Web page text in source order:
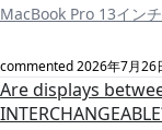
MacBook Pro 13イン
commented2026年7月26
Are displays